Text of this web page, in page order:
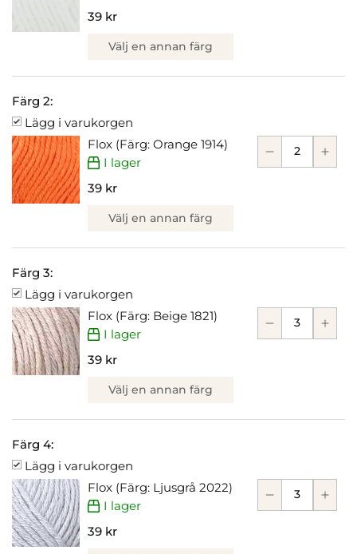
39 kr
Välj en annan färg
Färg 2:
Lägg i varukorgen
Flox (Färg: Orange 1914)
I lager
39 kr
Välj en annan färg
Färg 3:
Lägg i varukorgen
Flox (Färg: Beige 1821)
I lager
39 kr
Välj en annan färg
Färg 4:
Lägg i varukorgen
Flox (Färg: Ljusgrå 2022)
I lager
39 kr